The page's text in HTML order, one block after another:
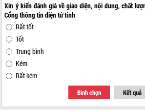
Xin ý kiến đánh giá về giao diện, nội dung, chất
Cổng thông tin điện tử tỉnh
Rất tốt
Tốt
Trung bình
Kém
Rất kém
Bình chọn Kết quả